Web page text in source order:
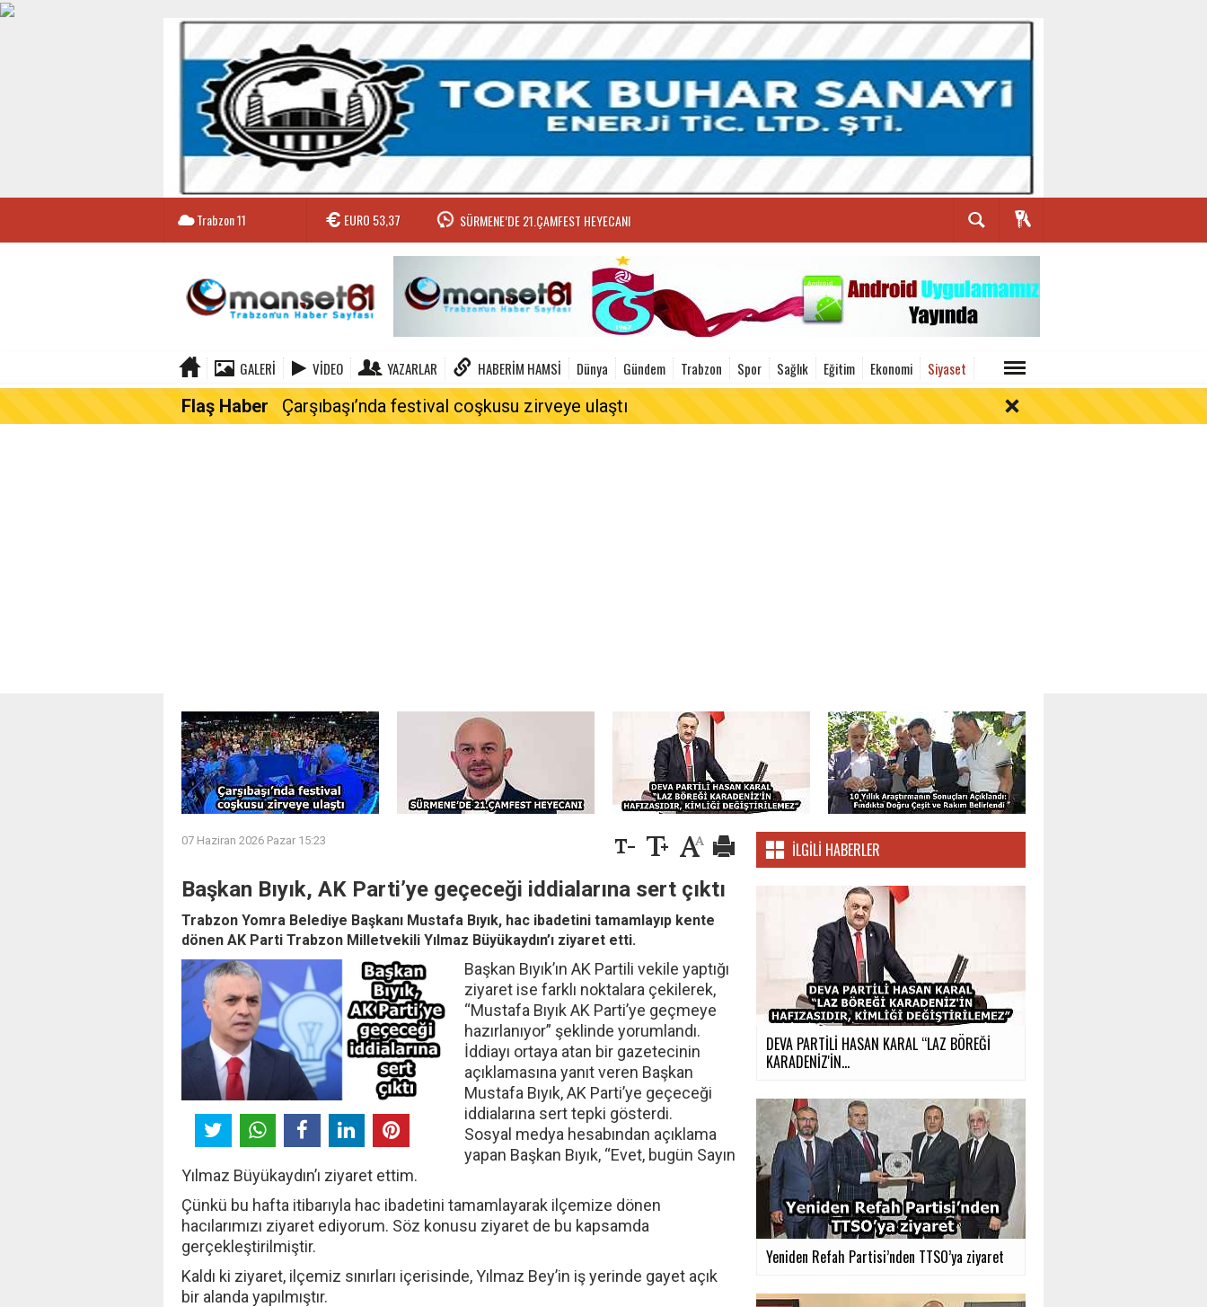
Trabzon11 EURO53,37 SÜRMENE’DE 21.ÇAMFEST HEYECANI
GALERI VIDEO YAZARLAR HABERIM HAMSI Dünya Gündem Trabzon Spor Sağlık Eğitim Ekonomi Siyaset
Flaş Haber Çarşıbaşı’nda festival coşkusu zirveye ulaştı
07 Haziran 2026 Pazar 15:23
Başkan Bıyık, AK Parti’ye geçeceği iddialarına sert çıktı
Trabzon Yomra Belediye Başkanı Mustafa Bıyık, hac ibadetini tamamlayıp kente
dönen AK Parti Trabzon Milletvekili Yılmaz Büyükaydın’ı ziyaret etti.
Başkan Bıyık’ın AK Partili vekile yaptığı
ziyaret ise farklı noktalara çekilerek,
“Mustafa Bıyık AK Parti’ye geçmeye
hazırlanıyor” şeklinde yorumlandı.
İddiayı ortaya atan bir gazetecinin
açıklamasına yanıt veren Başkan
Mustafa Bıyık, AK Parti’ye geçeceği
iddialarına sert tepki gösterdi.
Sosyal medya hesabından açıklama
yapan Başkan Bıyık, “Evet, bugün Sayın
Yılmaz Büyükaydın’ı ziyaret ettim.
Çünkü bu hafta itibarıyla hac ibadetini tamamlayarak ilçemize dönen
hacılarımızı ziyaret ediyorum. Söz konusu ziyaret de bu kapsamda
gerçekleştirilmiştir.
Kaldı ki ziyaret, ilçemiz sınırları içerisinde, Yılmaz Bey’in iş yerinde gayet açık
bir alanda yapılmıştır.
İLGILI HABERLER
DEVA PARTİLİ HASAN KARAL “LAZ BÖREĞİ
KARADENİZ'İN...
Yeniden Refah Partisi’nden TTSO’ya ziyaret